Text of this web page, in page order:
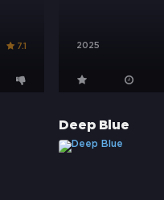
7.1 2025
Deep Blue